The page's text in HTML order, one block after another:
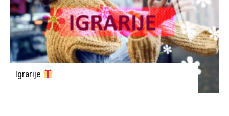
Igrarije